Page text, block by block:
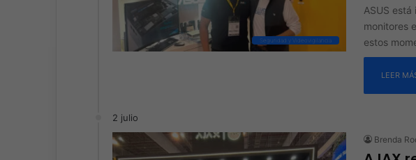
Seguridad y Videovigilancia
ASUS
monitores
estos
LEER
2 julio
Brenda